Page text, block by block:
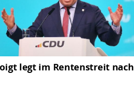
legt im Rentenstreit nach